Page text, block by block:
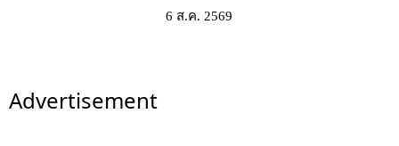
6 ส.ค. 2569
Advertisement